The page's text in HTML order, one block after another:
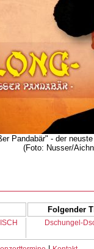
Pandabär" - der
(Foto: Nusser/
Folgender
Dschungel-